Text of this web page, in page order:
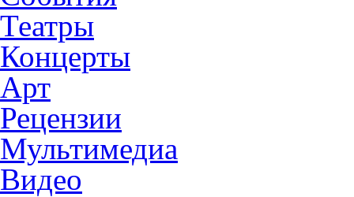
Театры
Концерты
Арт
Рецензии
Мультимедиа
Видео